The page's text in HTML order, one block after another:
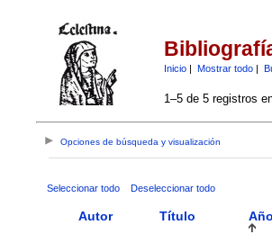
Inicio| Mostrar todo|
1–5 de 5 registros
Opciones de búsqueda y visualización
Seleccionar todo Deseleccionar todo
Autor Título Año